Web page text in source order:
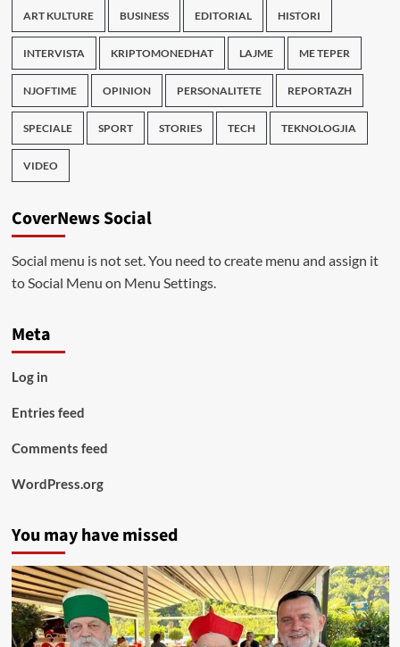
ART KULTURE BUSINESS EDITORIAL HISTORI
INTERVISTA KRIPTOMONEDHAT LAJME ME TEPER
NJOFTIME OPINION PERSONALITETE REPORTAZH
SPECIALE SPORT STORIES TECH TEKNOLOGJIA
VIDEO
CoverNews Social
Social menu is not set. You need to create menu and assign it
to Social Menu on Menu Settings.
Meta
Log in
Entries feed
Comments feed
WordPress.org
You may have missed